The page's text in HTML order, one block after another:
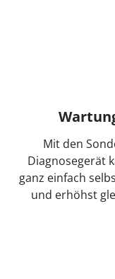
Mit den
Diagnosegerät
ganz einfach
und erhöhst